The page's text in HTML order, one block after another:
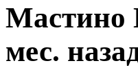
Мастино
мес.